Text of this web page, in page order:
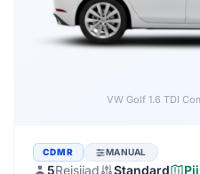
Audi A3 1.6
CDMR MANUAL
5Reisijad Standard